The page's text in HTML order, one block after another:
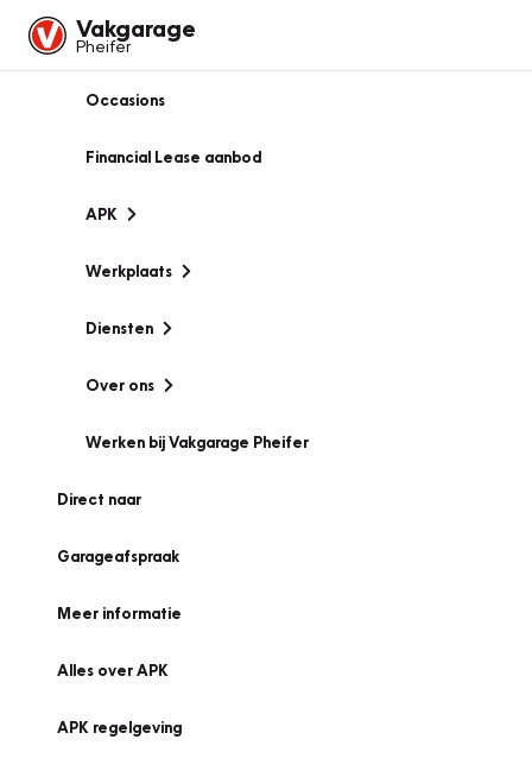
Vakgarage
Pheifer
Occasions
Financial Lease aanbod
APK
Werkplaats
Diensten
Over ons
Werken bij Vakgarage Pheifer
Direct naar
Garageafspraak
Meer informatie
Alles over APK
APK regelgeving